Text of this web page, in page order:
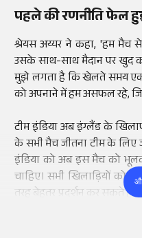
पहले की रणनीति फेल
श्रेयस अय्यर ने कहा, 'हम मैच
उसके साथ-साथ मैदान पर खुद
मुझे लगता है कि खेलते समय एक
को अपनाने में हम असफल रहे,
टीम इंडिया अब इंग्लैंड के
के सभी मैच जीतना टीम के लिए
इंडिया को अब इस मैच को
चाहिए। सभी खिलाड़ियों को
तरह बेहतर प्रदर्शन कर सकते हैं।'